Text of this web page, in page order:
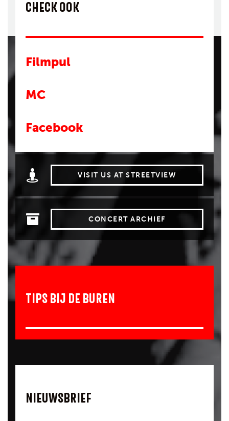
CHECK OOK
Filmpul
MC
Facebook
VISIT US AT STREETVIEW
CONCERT ARCHIEF
TIPS BIJ DE BUREN
NIEUWSBRIEF